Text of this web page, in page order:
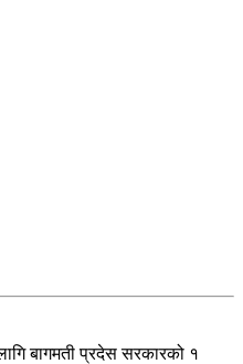
बागमती प्रदेस सरकारको १